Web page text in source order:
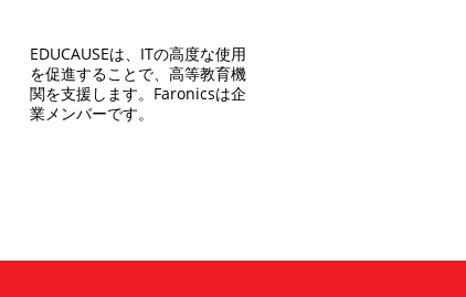
EDUCAUSEは、ITの高度な使用
を促進することで、高等教育機
関を支援します。Faronicsは企
業メンバーです。